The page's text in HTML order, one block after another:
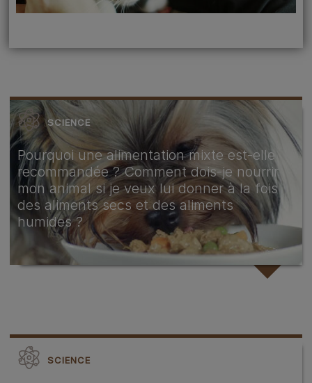
SCIENCE
Pourquoi une alimentation mixte est-elle
recommandée ? Comment dois-je nourrir
mon animal si je veux lui donner à la fois
des aliments secs et des aliments
humides ?
SCIENCE